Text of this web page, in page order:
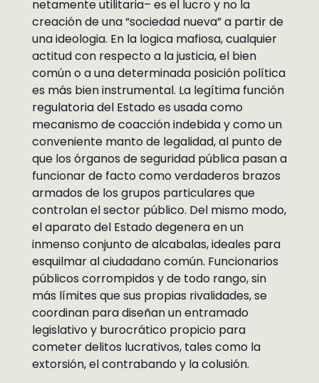
netamente utilitaria– es el lucro y no la
creación de una “sociedad nueva” a partir de
una ideologia. En la logica mafiosa, cualquier
actitud con respecto a la justicia, el bien
común o a una determinada posición política
es más bien instrumental. La legítima función
regulatoria del Estado es usada como
mecanismo de coacción indebida y como un
conveniente manto de legalidad, al punto de
que los órganos de seguridad pública pasan a
funcionar de facto como verdaderos brazos
armados de los grupos particulares que
controlan el sector público. Del mismo modo,
el aparato del Estado degenera en un
inmenso conjunto de alcabalas, ideales para
esquilmar al ciudadano común. Funcionarios
públicos corrompidos y de todo rango, sin
más límites que sus propias rivalidades, se
coordinan para diseñan un entramado
legislativo y burocrático propicio para
cometer delitos lucrativos, tales como la
extorsión, el contrabando y la colusión.